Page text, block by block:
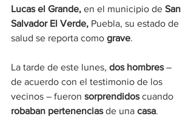
Lucas el Grande, en el municipio de San
Salvador El Verde, Puebla, su estado de
salud se reporta como grave.
La tarde de este lunes, dos hombres –
de acuerdo con el testimonio de los
vecinos – fueron sorprendidos cuando
robaban pertenencias de una casa.